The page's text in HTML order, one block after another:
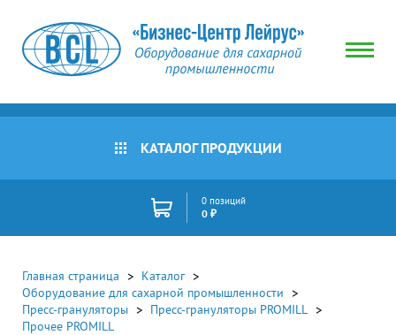
КАТАЛОГ ПРОДУКЦИИ
0 позиций
0 ₽
Главная страница
Каталог
Оборудование для сахарной промышленности
Пресс-грануляторы
Пресс-грануляторы PROMILL
Прочее PROMILL